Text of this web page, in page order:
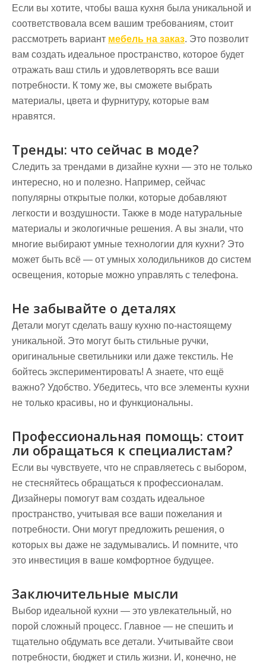
Если вы хотите, чтобы ваша кухня была уникальной и
соответствовала всем вашим требованиям, стоит
рассмотреть вариант мебель на заказ. Это позволит
вам создать идеальное пространство, которое будет
отражать ваш стиль и удовлетворять все ваши
потребности. К тому же, вы сможете выбрать
материалы, цвета и фурнитуру, которые вам
нравятся.
Тренды: что сейчас в моде?
Следить за трендами в дизайне кухни — это не только
интересно, но и полезно. Например, сейчас
популярны открытые полки, которые добавляют
легкости и воздушности. Также в моде натуральные
материалы и экологичные решения. А вы знали, что
многие выбирают умные технологии для кухни? Это
может быть всё — от умных холодильников до систем
освещения, которые можно управлять с телефона.
Не забывайте о деталях
Детали могут сделать вашу кухню по-настоящему
уникальной. Это могут быть стильные ручки,
оригинальные светильники или даже текстиль. Не
бойтесь экспериментировать! А знаете, что ещё
важно? Удобство. Убедитесь, что все элементы кухни
не только красивы, но и функциональны.
Профессиональная помощь: стоит
ли обращаться к специалистам?
Если вы чувствуете, что не справляетесь с выбором,
не стесняйтесь обращаться к профессионалам.
Дизайнеры помогут вам создать идеальное
пространство, учитывая все ваши пожелания и
потребности. Они могут предложить решения, о
которых вы даже не задумывались. И помните, что
это инвестиция в ваше комфортное будущее.
Заключительные мысли
Выбор идеальной кухни — это увлекательный, но
порой сложный процесс. Главное — не спешить и
тщательно обдумать все детали. Учитывайте свои
потребности, бюджет и стиль жизни. И, конечно, не